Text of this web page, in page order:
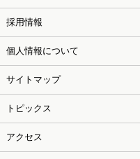
採用情報
個人情報について
サイトマップ
トピックス
アクセス